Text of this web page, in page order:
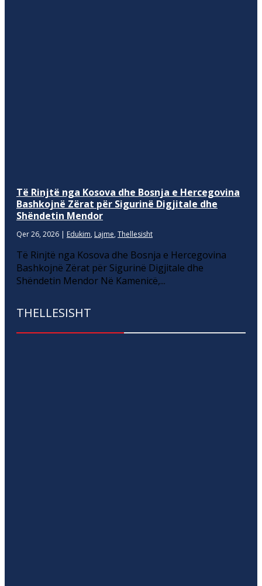
Të Rinjtë nga Kosova dhe Bosnja e Hercegovina
Bashkojnë Zërat për Sigurinë Digjitale dhe
Shëndetin Mendor
Qer 26, 2026 | Edukim, Lajme, Thellesisht
Të Rinjtë nga Kosova dhe Bosnja e Hercegovina
Bashkojnë Zërat për Sigurinë Digjitale dhe
Shëndetin Mendor Në Kamenicë,...
THELLESISHT